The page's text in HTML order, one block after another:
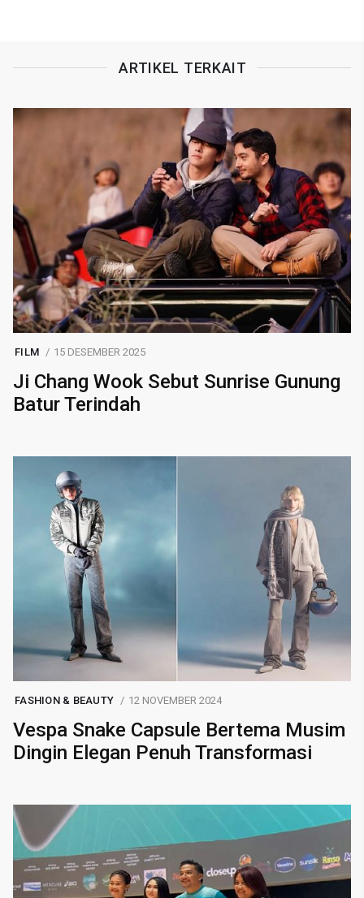
ARTIKEL TERKAIT
FILM 15 DESEMBER 2025
Ji Chang Wook Sebut Sunrise Gunung
Batur Terindah
FASHION & BEAUTY 12 NOVEMBER 2024
Vespa Snake Capsule Bertema Musim
Dingin Elegan Penuh Transformasi